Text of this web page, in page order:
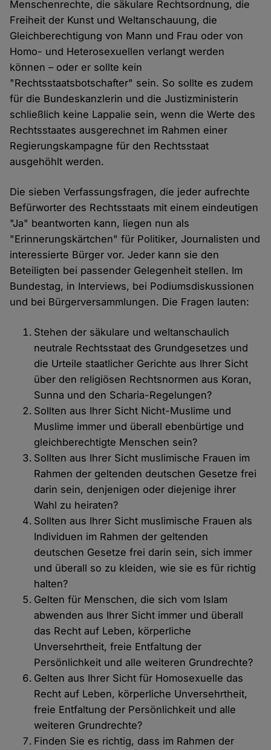
Menschenrechte, die säkulare Rechtsordnung, die
Freiheit der Kunst und Weltanschauung, die
Gleichberechtigung von Mann und Frau oder von
Homo- und Heterosexuellen verlangt werden
können – oder er sollte kein
"Rechtsstaatsbotschafter" sein. So sollte es zudem
für die Bundeskanzlerin und die Justizministerin
schließlich keine Lappalie sein, wenn die Werte des
Rechtsstaates ausgerechnet im Rahmen einer
Regierungskampagne für den Rechtsstaat
ausgehöhlt werden.
Die sieben Verfassungsfragen, die jeder aufrechte
Befürworter des Rechtsstaats mit einem eindeutigen
"Ja" beantworten kann, liegen nun als
"Erinnerungskärtchen" für Politiker, Journalisten und
interessierte Bürger vor. Jeder kann sie den
Beteiligten bei passender Gelegenheit stellen. Im
Bundestag, in Interviews, bei Podiumsdiskussionen
und bei Bürgerversammlungen. Die Fragen lauten:
Stehen der säkulare und weltanschaulich
neutrale Rechtsstaat des Grundgesetzes und
die Urteile staatlicher Gerichte aus Ihrer Sicht
über den religiösen Rechtsnormen aus Koran,
Sunna und den Scharia-Regelungen?
Sollten aus Ihrer Sicht Nicht-Muslime und
Muslime immer und überall ebenbürtige und
gleichberechtigte Menschen sein?
Sollten aus Ihrer Sicht muslimische Frauen im
Rahmen der geltenden deutschen Gesetze frei
darin sein, denjenigen oder diejenige ihrer
Wahl zu heiraten?
Sollten aus Ihrer Sicht muslimische Frauen als
Individuen im Rahmen der geltenden
deutschen Gesetze frei darin sein, sich immer
und überall so zu kleiden, wie sie es für richtig
halten?
Gelten für Menschen, die sich vom Islam
abwenden aus Ihrer Sicht immer und überall
das Recht auf Leben, körperliche
Unversehrtheit, freie Entfaltung der
Persönlichkeit und alle weiteren Grundrechte?
Gelten aus Ihrer Sicht für Homosexuelle das
Recht auf Leben, körperliche Unversehrtheit,
freie Entfaltung der Persönlichkeit und alle
weiteren Grundrechte?
Finden Sie es richtig, dass im Rahmen der